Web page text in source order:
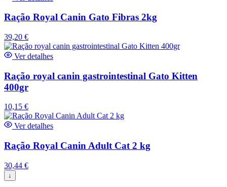
Ração Royal Canin Gato Fibras 2kg
39,20 €
Ver detalhes
Ração royal canin gastrointestinal Gato Kitten
400gr
10,15 €
Ver detalhes
Ração Royal Canin Adult Cat 2 kg
30,44 €
↓